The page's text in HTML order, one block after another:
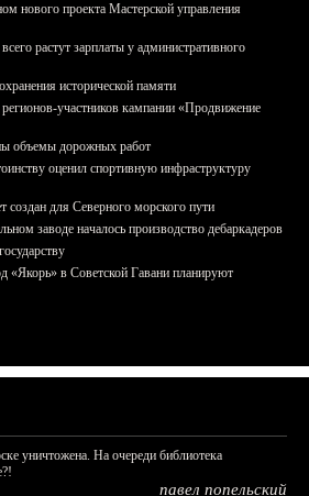
нового проекта Мастерской управления
растут зарплаты у административного
исторической памяти
участников кампании «Продвижение
объемы дорожных работ
оценил спортивную инфраструктуру
создан для Северного морского пути
заводе началось производство дебаркадеров
«Якорь» в Советской Гавани планируют
уничтожена. На очереди библиотека
павел попельский